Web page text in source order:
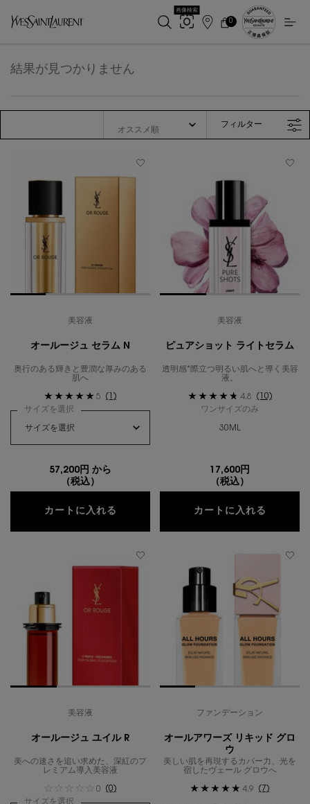
画像検索
店
カ
0
0 カート内の製品
結果が見つかりません
フィルター
フィルターメニュー
美容液
オールージュ セラム N
奥行のある輝きと豊潤な厚みのある
肌へ
5
(1)
サイズを選択
57,200円 から
（税込）
カートに入れる オールージュ セラム N
美容液
ピュアショット ライトセラム
透明感*際立つ明るい肌へと導く美容
液。
4.8
(10)
ワンサイズのみ
30ML
17,600円
（税込）
カートに入れる
美容液
オールージュ ユイル R
美への速さを追い求めた、深紅のプ
レミアム導入美容液
0
(0)
サイズを選択
ファンデーション
オールアワーズ リキッド グロ
ウ
美しい肌を再現するカバー力、光を
宿したヴェール グロウへ
4.9 (7)